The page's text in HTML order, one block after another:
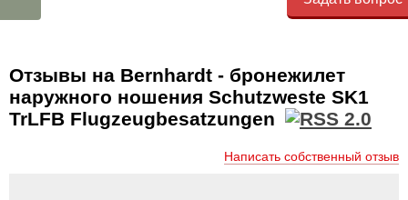
Отзывы на Bernhardt - бронежилет
наружного ношения Schutzweste SK1
TrLFB Flugzeugbesatzungen
Написать собственный отзыв